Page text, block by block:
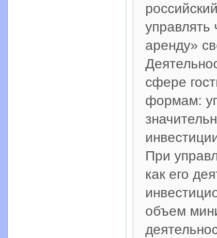
управлять
аренду»
сфере
формам:
При
как его
объем